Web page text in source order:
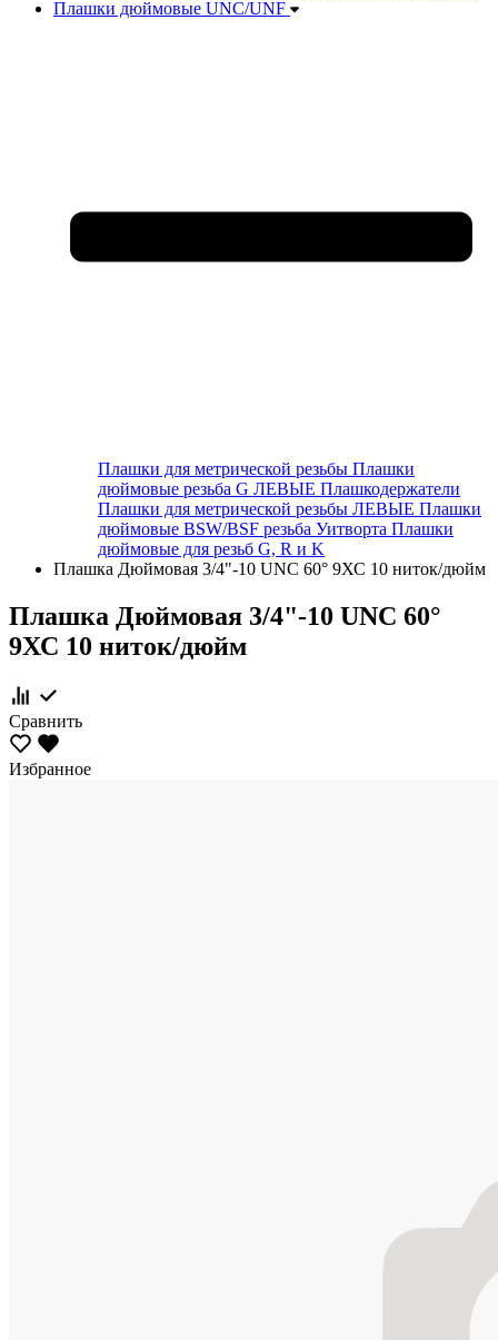
Плашки дюймовые UNC/UNF
Плашки для метрической резьбы Плашки
дюймовые резьба G ЛЕВЫЕ Плашкодержатели
Плашки для метрической резьбы ЛЕВЫЕ Плашки
дюймовые BSW/BSF резьба Уитворта Плашки
дюймовые для резьб G, R и K
Плашка Дюймовая 3/4"-10 UNC 60° 9ХС 10 ниток/дюйм
Плашка Дюймовая 3/4"-10 UNC 60°
9ХС 10 ниток/дюйм
Сравнить
Избранное